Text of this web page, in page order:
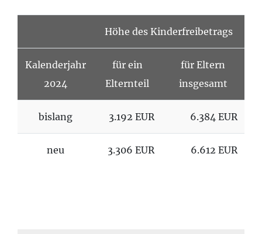
Höhe des Kinderfreibetrags
Kalenderjahr
2024
für ein
Elternteil
für Eltern
insgesamt
bislang 3.192 EUR 6.384 EUR
neu 3.306 EUR 6.612 EUR